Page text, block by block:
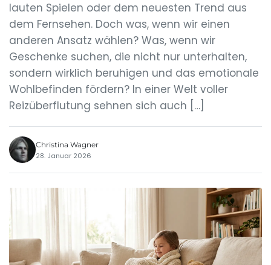
lauten Spielen oder dem neuesten Trend aus
dem Fernsehen. Doch was, wenn wir einen
anderen Ansatz wählen? Was, wenn wir
Geschenke suchen, die nicht nur unterhalten,
sondern wirklich beruhigen und das emotionale
Wohlbefinden fördern? In einer Welt voller
Reizüberflutung sehnen sich auch […]
Christina Wagner
28. Januar 2026